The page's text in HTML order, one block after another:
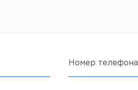
Номер телефона